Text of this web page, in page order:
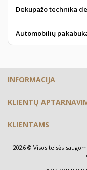
Dekupažo technika
Automobilių
INFORMACIJA
KLIENTŲ
KLIENTAMS
2026 © Visos teisės